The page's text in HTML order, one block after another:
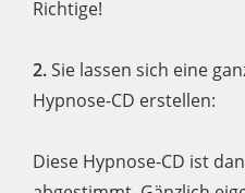
Richtige!
2.Sie lassen sich eine
Hypnose-CD erstellen:
Diese Hypnose-CD ist